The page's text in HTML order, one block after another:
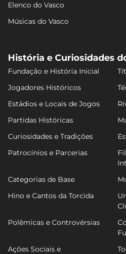
Elenco do Vasco
Músicas do Vasco
História e Curiosidades
Fundação e História Inicial
Jogadores Históricos
Estádios e Locais de Jogos
Partidas Históricas
Curiosidades e Tradições
Patrocínios e Parcerias
Categorias de Base
Hino e Cantos da Torcida
Polêmicas e Controvérsias
Ações Sociais e